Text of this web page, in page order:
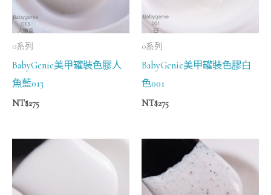
0系列
BabyGenie美甲罐裝色膠人
魚藍013
NT$275
0系列
BabyGenie美甲罐裝色膠白
色001
NT$275